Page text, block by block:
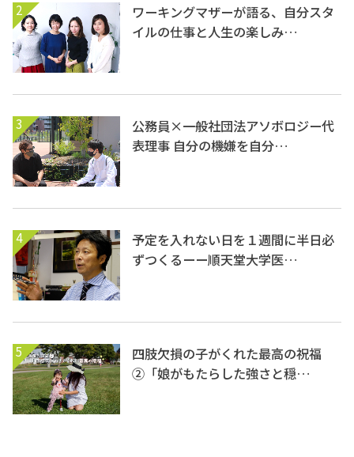
2
ワーキングマザーが語る、自分スタ
イルの仕事と人生の楽しみ…
3
公務員×一般社団法アソボロジー代
表理事 自分の機嫌を自分…
4
予定を入れない日を１週間に半日必
ずつくるーー順天堂大学医…
5
四肢欠損の子がくれた最高の祝福
②「娘がもたらした強さと穏…